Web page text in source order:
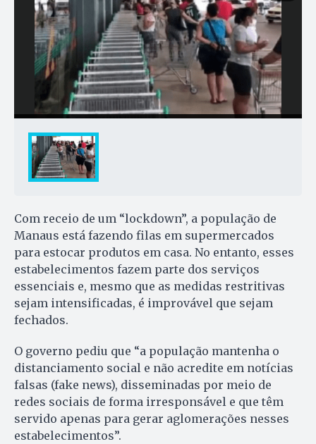
Com receio de um “lockdown”, a população de
Manaus está fazendo filas em supermercados
para estocar produtos em casa. No entanto, esses
estabelecimentos fazem parte dos serviços
essenciais e, mesmo que as medidas restritivas
sejam intensificadas, é improvável que sejam
fechados.
O governo pediu que “a população mantenha o
distanciamento social e não acredite em notícias
falsas (fake news), disseminadas por meio de
redes sociais de forma irresponsável e que têm
servido apenas para gerar aglomerações nesses
estabelecimentos”.